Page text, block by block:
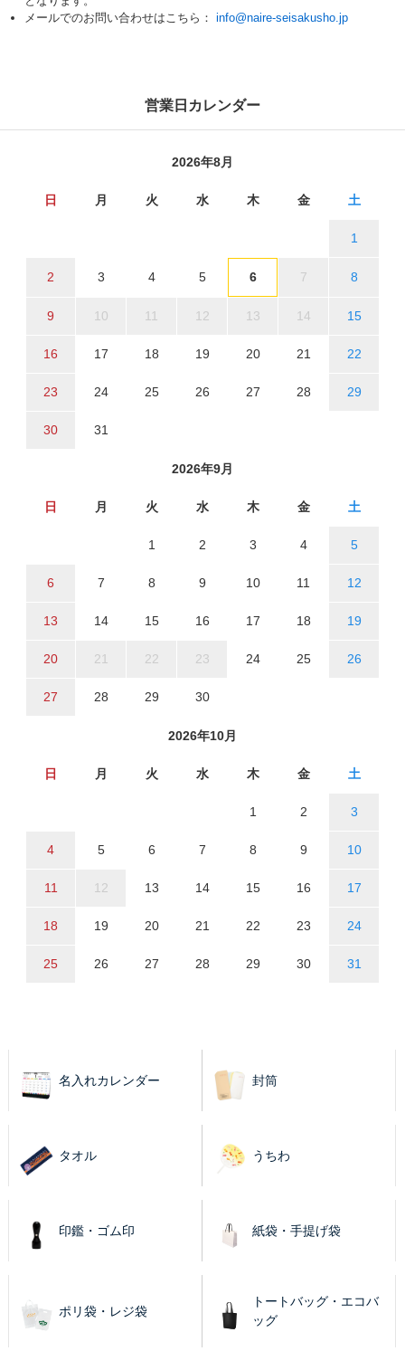
メールでのお問い合わせはこちら： info@naire-seisakusho.jp
営業日カレンダー
2026年8月
日 月 火 水 木 金 土
1
2 3 4 5 6 7 8
9 10 11 12 13 14 15
16 17 18 19 20 21 22
23 24 25 26 27 28 29
30 31
2026年9月
日 月 火 水 木 金 土
1 2 3 4 5
6 7 8 9 10 11 12
13 14 15 16 17 18 19
20 21 22 23 24 25 26
27 28 29 30
2026年10月
日 月 火 水 木 金 土
1 2 3
4 5 6 7 8 9 10
11 12 13 14 15 16 17
18 19 20 21 22 23 24
25 26 27 28 29 30 31
名入れカレンダー 封筒
タオル うちわ
印鑑・ゴム印 紙袋・手提げ袋
ポリ袋・レジ袋
トートバッグ・エコバ
ッグ